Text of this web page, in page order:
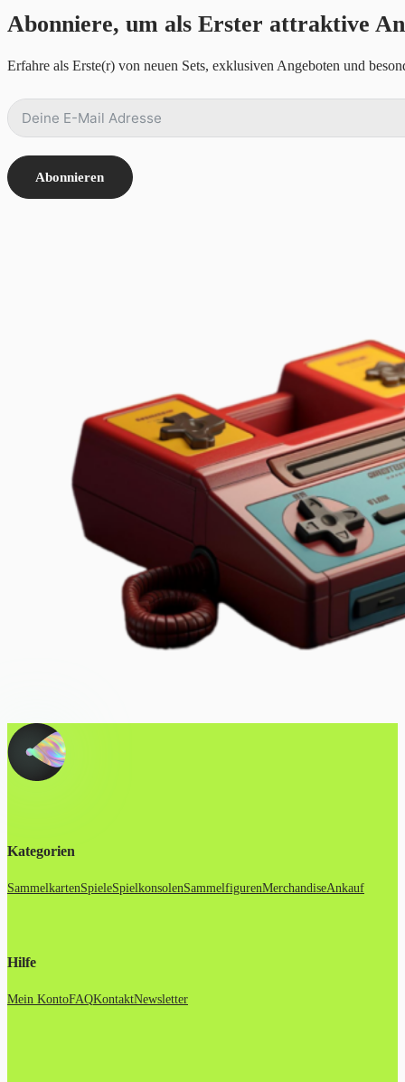
Abonniere, um als Erster attraktive
Erfahre als Erste(r) von neuen Sets, exklusiven Angeboten und
Abonnieren
Kategorien
SammelkartenSpieleSpielkonsolenSammelfigurenMerchandiseAnkauf
Hilfe
Mein KontoFAQKontaktNewsletter